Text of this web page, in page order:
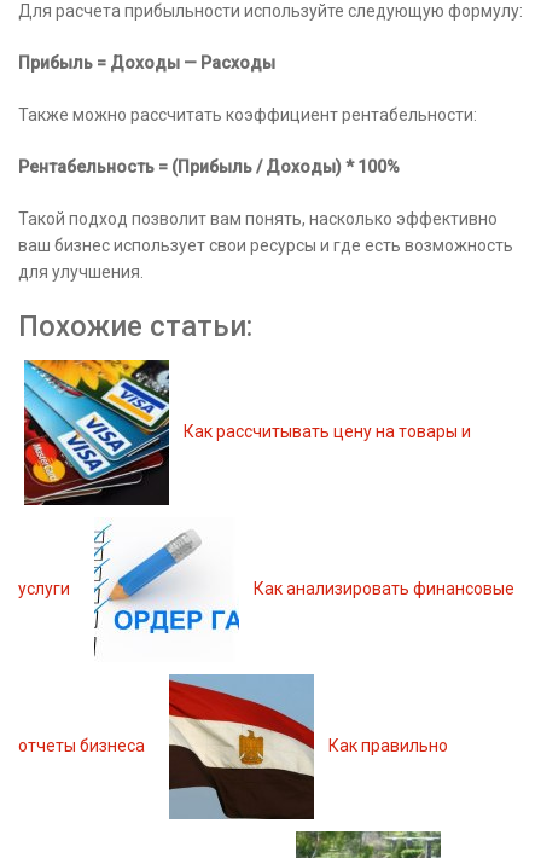
Для расчета прибыльности используйте следующую формулу:
Прибыль = Доходы — Расходы
Также можно рассчитать коэффициент рентабельности:
Рентабельность = (Прибыль / Доходы) * 100%
Такой подход позволит вам понять, насколько эффективно
ваш бизнес использует свои ресурсы и где есть возможность
для улучшения.
Похожие статьи:
Как рассчитывать цену на товары и
услуги Как анализировать финансовые
отчеты бизнеса Как правильно